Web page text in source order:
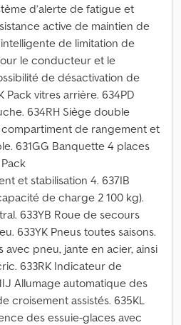
d’alerte de fatigue et
active de maintien de
de limitation de
le conducteur et le
de désactivation de
Pack vitres arrière. 634PD
634RH Siège double
de rangement et
631GG Banquette 4 places
et stabilisation 4. 637IB
de charge 2 100 kg).
633YB Roue de secours
633YK Pneus toutes saisons.
avec pneu, jante en acier, ainsi
633RK Indicateur de
Allumage automatique des
croisement assistés. 635KL
des essuie-glaces avec